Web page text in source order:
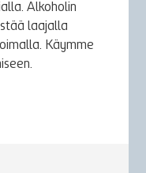
Alkoholin
laajalla
Käymme